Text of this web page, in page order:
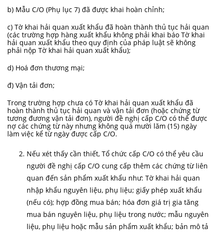
b) Mẫu C/O (Phụ lục 7) đã được khai hoàn chỉnh;
c) Tờ khai hải quan xuất khẩu đã hoàn thành thủ tục hải quan
(các trường hợp hàng xuất khẩu không phải khai báo Tờ khai
hải quan xuất khẩu theo quy định của pháp luật sẽ không
phải nộp Tờ khai hải quan xuất khẩu);
d) Hoá đơn thương mại;
đ) Vận tải đơn;
Trong trường hợp chưa có Tờ khai hải quan xuất khẩu đã
hoàn thành thủ tục hải quan và vận tải đơn (hoặc chứng từ
tương đương vận tải đơn), người đề nghị cấp C/O có thể được
nợ các chứng từ này nhưng không quá mười lăm (15) ngày
làm việc kể từ ngày được cấp C/O.
Nếu xét thấy cần thiết, Tổ chức cấp C/O có thể yêu cầu
người đề nghị cấp C/O cung cấp thêm các chứng từ liên
quan đến sản phẩm xuất khẩu như: Tờ khai hải quan
nhập khẩu nguyên liệu, phụ liệu; giấy phép xuất khẩu
(nếu có); hợp đồng mua bán; hóa đơn giá trị gia tăng
mua bán nguyên liệu, phụ liệu trong nước; mẫu nguyên
liệu, phụ liệu hoặc mẫu sản phẩm xuất khẩu; bản mô tả